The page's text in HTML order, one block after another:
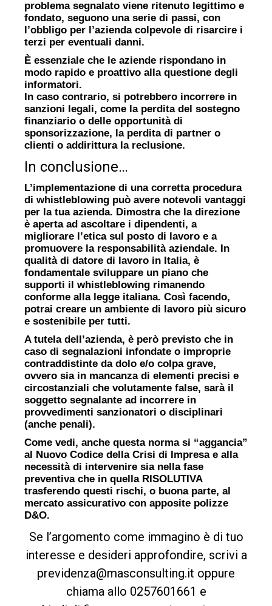
problema segnalato viene ritenuto legittimo e
fondato, seguono una serie di passi, con
l’obbligo per l’azienda colpevole di risarcire i
terzi per eventuali danni.
È essenziale che le aziende rispondano in
modo rapido e proattivo alla questione degli
informatori.
In caso contrario, si potrebbero incorrere in
sanzioni legali, come la perdita del sostegno
finanziario o delle opportunità di
sponsorizzazione, la perdita di partner o
clienti o addirittura la reclusione.
In conclusione…
L’implementazione di una corretta procedura
di whistleblowing può avere notevoli vantaggi
per la tua azienda. Dimostra che la direzione
è aperta ad ascoltare i dipendenti, a
migliorare l’etica sul posto di lavoro e a
promuovere la responsabilità aziendale. In
qualità di datore di lavoro in Italia, è
fondamentale sviluppare un piano che
supporti il whistleblowing rimanendo
conforme alla legge italiana. Così facendo,
potrai creare un ambiente di lavoro più sicuro
e sostenibile per tutti.
A tutela dell’azienda, è però previsto che in
caso di segnalazioni infondate o improprie
contraddistinte da dolo e/o colpa grave,
ovvero sia in mancanza di elementi precisi e
circostanziali che volutamente false, sarà il
soggetto segnalante ad incorrere in
provvedimenti sanzionatori o disciplinari
(anche penali).
Come vedi, anche questa norma si “aggancia”
al Nuovo Codice della Crisi di Impresa e alla
necessità di intervenire sia nella fase
preventiva che in quella RISOLUTIVA
trasferendo questi rischi, o buona parte, al
mercato assicurativo con apposite polizze
D&O.
Se l’argomento come immagino è di tuo
interesse e desideri approfondire, scrivi a
previdenza@masconsulting.it oppure
chiama allo 0257601661 e